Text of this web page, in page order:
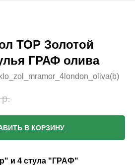
ТОР Золотой
ГРАФ олива
р.
В КОРЗИНУ
и 4 стула "ГРАФ"